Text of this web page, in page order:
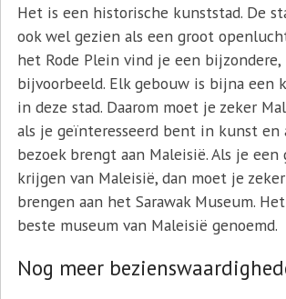
Het is een historische kunststad. De
ook wel gezien als een groot
het Rode Plein vind je een
bijvoorbeeld. Elk gebouw is bijna een
in deze stad. Daarom moet je zeker
als je geïnteresseerd bent in kunst en
bezoek brengt aan Maleisië. Als je
krijgen van Maleisië, dan moet je
brengen aan het Sarawak Museum.
beste museum van Maleisië genoemd.
Nog meer